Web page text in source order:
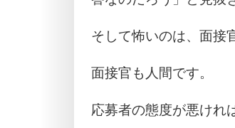
そして怖いのは、面接
面接官も人間です。
応募者の態度が悪けれ